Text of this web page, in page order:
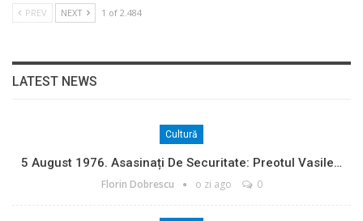
PREV NEXT 1 of 2.484
LATEST NEWS
Cultură
5 August 1976. Asasinați De Securitate: Preotul Vasile…
Florin Dobrescu o zi ago 0